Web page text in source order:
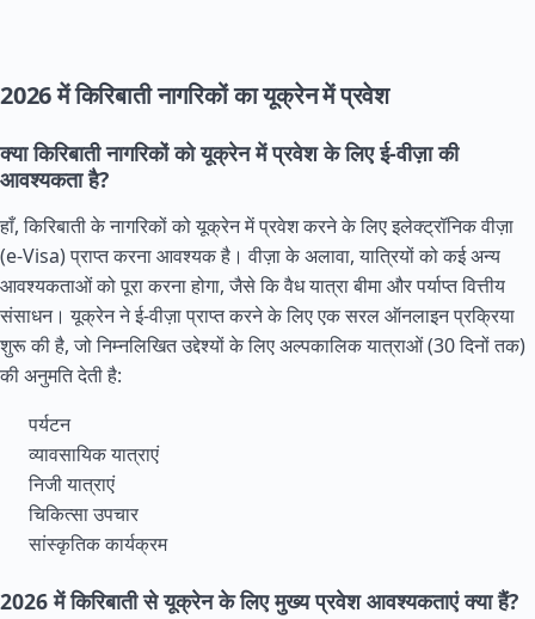
2026 में किरिबाती नागरिकों का यूक्रेन में प्रवेश
क्या किरिबाती नागरिकों को यूक्रेन में प्रवेश के लिए ई-वीज़ा की
आवश्यकता है?
हाँ, किरिबाती के नागरिकों को यूक्रेन में प्रवेश करने के लिए इलेक्ट्रॉनिक वीज़ा
(e-Visa) प्राप्त करना आवश्यक है। वीज़ा के अलावा, यात्रियों को कई अन्य
आवश्यकताओं को पूरा करना होगा, जैसे कि वैध यात्रा बीमा और पर्याप्त वित्तीय
संसाधन। यूक्रेन ने ई-वीज़ा प्राप्त करने के लिए एक सरल ऑनलाइन प्रक्रिया
शुरू की है, जो निम्नलिखित उद्देश्यों के लिए अल्पकालिक यात्राओं (30 दिनों तक)
की अनुमति देती है:
पर्यटन
व्यावसायिक यात्राएं
निजी यात्राएं
चिकित्सा उपचार
सांस्कृतिक कार्यक्रम
2026 में किरिबाती से यूक्रेन के लिए मुख्य प्रवेश आवश्यकताएं क्या हैं?